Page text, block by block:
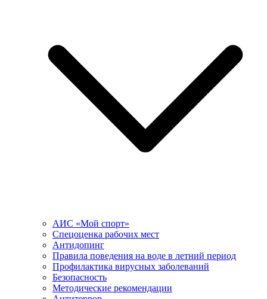
АИС «Мой спорт»
Спецоценка рабочих мест
Антидопинг
Правила поведения на воде в летний период
Профилактика вирусных заболеваний
Безопасность
Методические рекомендации